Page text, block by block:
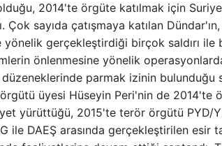
2014'te örgüte katılmak için
Çok sayıda çatışmaya katılan
gerçekleştirdiği birçok saldırı ile
önlenmesine yönelik
parmak izinin bulunduğu
üyesi Hüseyin Peri'nin de
yürüttüğü, 2015'te terör örgütü PYD/
ile DAEŞ arasında gerçekleştirilen esir